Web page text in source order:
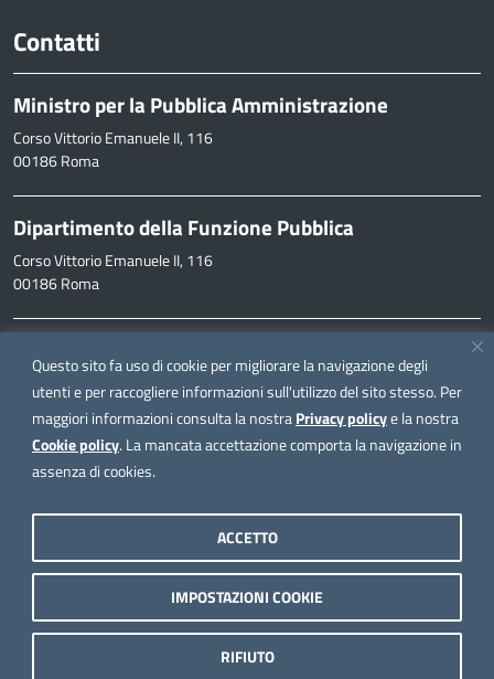
Questo sito fa uso di cookie per migliorare la navigazione degli
utenti e per raccogliere informazioni sull'utilizzo del sito stesso. Per
maggiori informazioni consulta la nostraPrivacy policye la nostra
Cookie policy. La mancata accettazione comporta la navigazione in
assenza di cookies.
IMPOSTAZIONI COOKIE
RIFIUTO
ACCETTO
Contatti
Ministro per la Pubblica Amministrazione
Corso Vittorio Emanuele II, 116
00186 Roma
Dipartimento della Funzione Pubblica
Corso Vittorio Emanuele II, 116
00186 Roma
inpa@funzionepubblica.it
FAQ
FAQ – Domande e risposte
Seguici su
Note legali